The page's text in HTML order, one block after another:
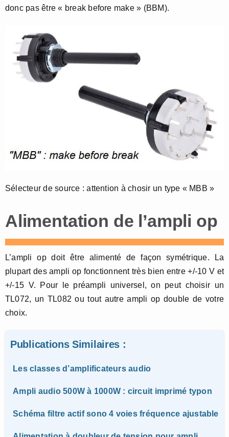
donc pas être « break before make » (BBM).
Sélecteur de source : attention à chosir un type « MBB »
Alimentation de l’ampli op
L’ampli op doit être alimenté de façon symétrique. La
plupart des ampli op fonctionnent très bien entre +/-10 V et
+/-15 V. Pour le préampli universel, on peut choisir un
TL072, un TL082 ou tout autre ampli op double de votre
choix.
Publications Similaires :
Les classes d’amplificateurs audio
Ampli audio 500W à 1000W : circuit imprimé typon
Schéma filtre actif sono 4 voies fréquence ajustable